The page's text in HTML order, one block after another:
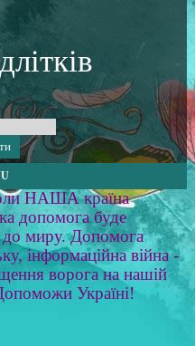
НАША країна
допомога буде
до миру. Допомога
інформаційна війна -
ворога на нашій
Україні!